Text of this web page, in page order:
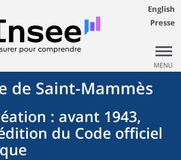
English
Presse
MENU
de Saint-Mammès
: avant 1943,
du Code officiel